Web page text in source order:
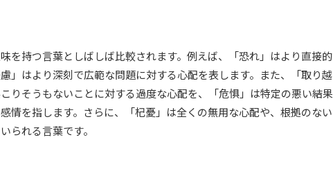
味を持つ言葉としばしば比較されます。例えば、「恐れ」はより直接的
」はより深刻で広範な問題に対する心配を表します。また、「取り越
りそうもないことに対する過度な心配を、「危惧」は特定の悪い結果
情を指します。さらに、「杞憂」は全くの無用な心配や、根拠のない
られる言葉です。